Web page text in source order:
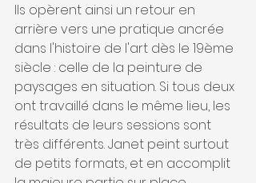
Ils opèrent ainsi un retour en
arrière vers une pratique ancrée
dans l'histoire de l'art dès le 19ème
siècle : celle de la peinture de
paysages en situation. Si tous deux
ont travaillé dans le même lieu, les
résultats de leurs sessions sont
très différents. Janet peint surtout
de petits formats, et en accomplit